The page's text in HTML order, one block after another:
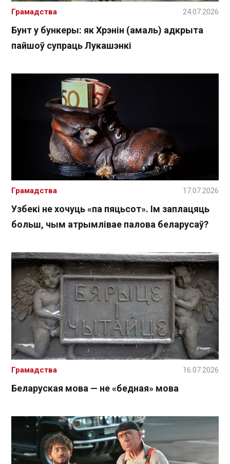
Бунт у бункеры: як Хрэнін (амаль) адкрыта
пайшоў супраць Лукашэнкі
Грамадства 24.07.2026
Узбекі не хочуць «па пяцьсот». Ім заплацяць
больш, чым атрымлівае палова беларусаў?
Грамадства 17.07.2026
Беларуская мова — не «бедная» мова
Грамадства 16.07.2026